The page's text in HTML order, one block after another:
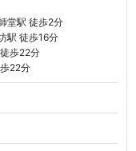
堂駅 徒歩2分
駅 徒歩16分
歩22分
22分